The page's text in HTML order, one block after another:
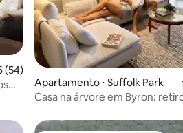
uma avaliação média de 5, 54
(54)
Apartamento ⋅ Suffolk Park
Casa na árvore em Byron: